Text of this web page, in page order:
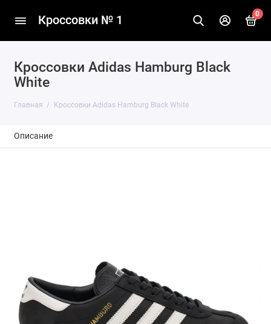
Кроссовки № 1 0
Кроссовки Adidas Hamburg Black
White
Главная Кроссовки Adidas Hamburg Black White
Описание